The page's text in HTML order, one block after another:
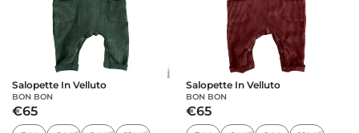
Salopette In Velluto
BON BON
€65
Salopette In Velluto
BON BON
€65